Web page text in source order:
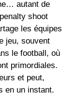
autant de
penalty shoot
les équipes
jeu, souvent
le football, où
primordiales.
et peut,
en un instant.